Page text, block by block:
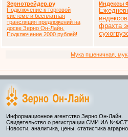
Зернотрейдер.ру
Подключение к торговой
системе и бесплатная
трансляция предложений на
доске Зерно Он-Лайн.
Подключение 2000 рублей!
Индексы
фрахта
Мука пшеничная,
Информационное агентство Зерно Он-Лайн.
Свидетельство о регистрации СМИ ИА
Новости, аналитика, цены, статистика